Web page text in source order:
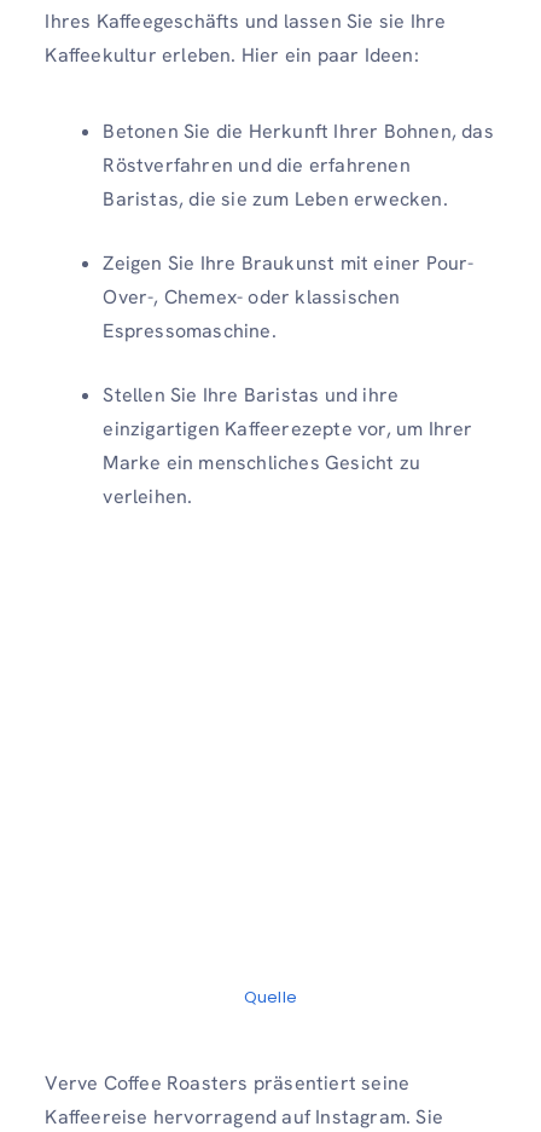
Ihres Kaffeegeschäfts und lassen Sie sie Ihre
Kaffeekultur erleben. Hier ein paar Ideen:
Betonen Sie die Herkunft Ihrer Bohnen, das
Röstverfahren und die erfahrenen
Baristas, die sie zum Leben erwecken.
Zeigen Sie Ihre Braukunst mit einer Pour-
Over-, Chemex- oder klassischen
Espressomaschine.
Stellen Sie Ihre Baristas und ihre
einzigartigen Kaffeerezepte vor, um Ihrer
Marke ein menschliches Gesicht zu
verleihen.
Quelle
Verve Coffee Roasters präsentiert seine
Kaffeereise hervorragend auf Instagram. Sie